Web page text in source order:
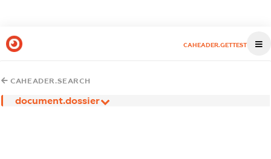
CAHEADER.GETTEST
CAHEADER.SEARCH
document.dossier